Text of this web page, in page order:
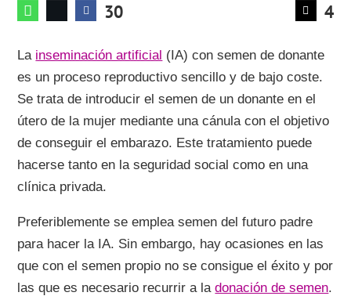
30 4
La inseminación artificial (IA) con semen de donante
es un proceso reproductivo sencillo y de bajo coste.
Se trata de introducir el semen de un donante en el
útero de la mujer mediante una cánula con el objetivo
de conseguir el embarazo. Este tratamiento puede
hacerse tanto en la seguridad social como en una
clínica privada.
Preferiblemente se emplea semen del futuro padre
para hacer la IA. Sin embargo, hay ocasiones en las
que con el semen propio no se consigue el éxito y por
las que es necesario recurrir a ladonación de semen.